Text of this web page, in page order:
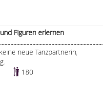
Figuren erlernen
neue Tanzpartnerin,
180